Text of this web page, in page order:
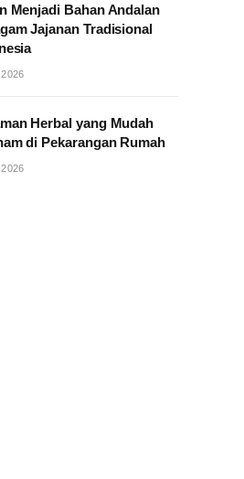
Menjadi Bahan Andalan
Jajanan Tradisional
Herbal yang Mudah
di Pekarangan Rumah